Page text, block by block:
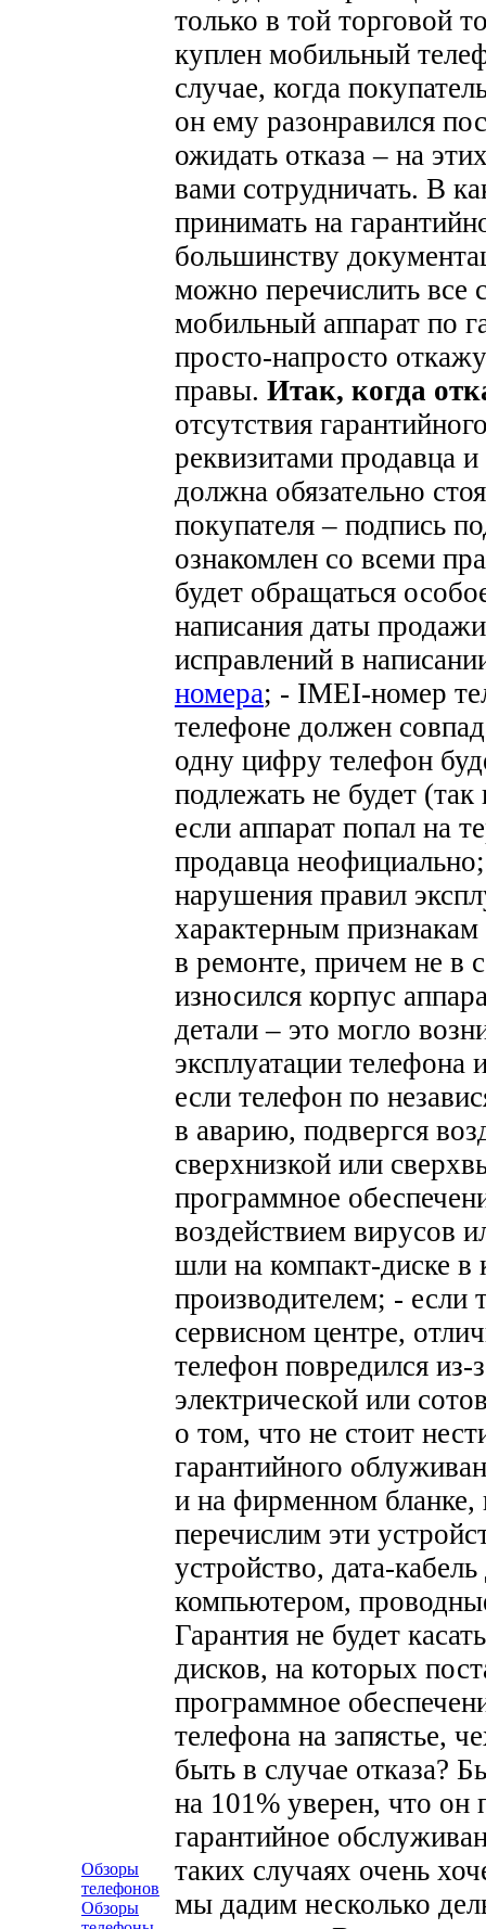
Обзоры
телефонов
Обзоры
только в той торговой
куплен мобильный
случае, когда
он ему разонравился
ожидать отказа – на
вами сотрудничать. В
принимать на
большинству
можно перечислить все
мобильный аппарат по
просто-напросто
правы. Итак, когда
отсутствия
реквизитами продавца
должна обязательно
покупателя – подпись
ознакомлен со всеми
будет обращаться
написания даты
исправлений в
номера; - IMEI-номер
телефоне должен
одну цифру телефон
подлежать не будет
если аппарат попал на
продавца
нарушения правил
характерным
в ремонте, причем не в
износился корпус
детали – это могло
эксплуатации
если телефон по
в аварию, подвергся
сверхнизкой или
программное
воздействием вирусов
шли на компакт-диске в
производителем; - если
сервисном центре,
телефон повредился из-
электрической или
о том, что не стоит
гарантийного
и на фирменном
перечислим эти
устройство, дата-
компьютером,
Гарантия не будет
дисков, на которых
программное
телефона на запястье,
быть в случае отказа?
на 101% уверен, что он
гарантийное
таких случаях очень
мы дадим несколько